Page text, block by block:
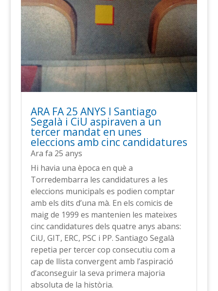
ARA FA 25 ANYS l Santiago
Segalà i CiU aspiraven a un
tercer mandat en unes
eleccions amb cinc candidatures
Ara fa 25 anys
Hi havia una època en què a
Torredembarra les candidatures a les
eleccions municipals es podien comptar
amb els dits d’una mà. En els comicis de
maig de 1999 es mantenien les mateixes
cinc candidatures dels quatre anys abans:
CiU, GIT, ERC, PSC i PP. Santiago Segalà
repetia per tercer cop consecutiu com a
cap de llista convergent amb l’aspiració
d’aconseguir la seva primera majoria
absoluta de la història.